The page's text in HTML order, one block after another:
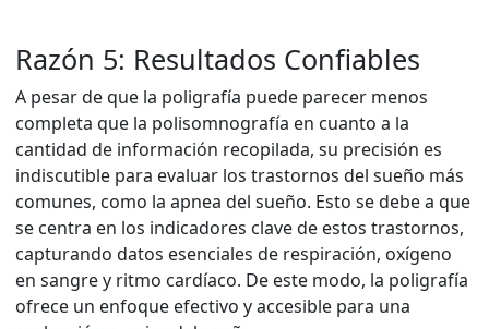
Razón 5: Resultados Confiables
A pesar de que la poligrafía puede parecer menos
completa que la polisomnografía en cuanto a la
cantidad de información recopilada, su precisión es
indiscutible para evaluar los trastornos del sueño más
comunes, como la apnea del sueño. Esto se debe a que
se centra en los indicadores clave de estos trastornos,
capturando datos esenciales de respiración, oxígeno
en sangre y ritmo cardíaco. De este modo, la poligrafía
ofrece un enfoque efectivo y accesible para una